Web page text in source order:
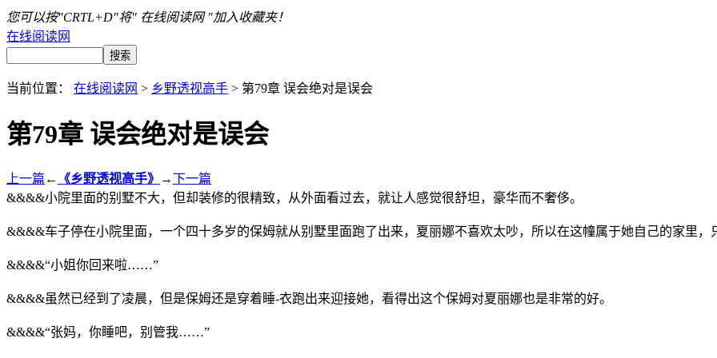
您可以按"CRTL+D"将" 在线阅读网 "加入收藏夹！
在线阅读网
当前位置： 在线阅读网 > 乡野透视高手 > 第79章 误会绝对是误会
第79章 误会绝对是误会
上一篇 ← 《乡野透视高手》 →下一篇
&&&&小院里面的别墅不大，但却装修的很精致，从外面看过去，就让人感觉很舒坦，豪华而不奢侈。
&&&&车子停在小院里面，一个四十多岁的保姆就从别墅里面跑了出来，夏丽娜不喜欢太吵，所以在这幢属于她自己的家里，
&&&&“小姐你回来啦……”
&&&&虽然已经到了凌晨，但是保姆还是穿着睡-衣跑出来迎接她，看得出这个保姆对夏丽娜也是非常的好。
&&&&“张妈，你睡吧，别管我……”